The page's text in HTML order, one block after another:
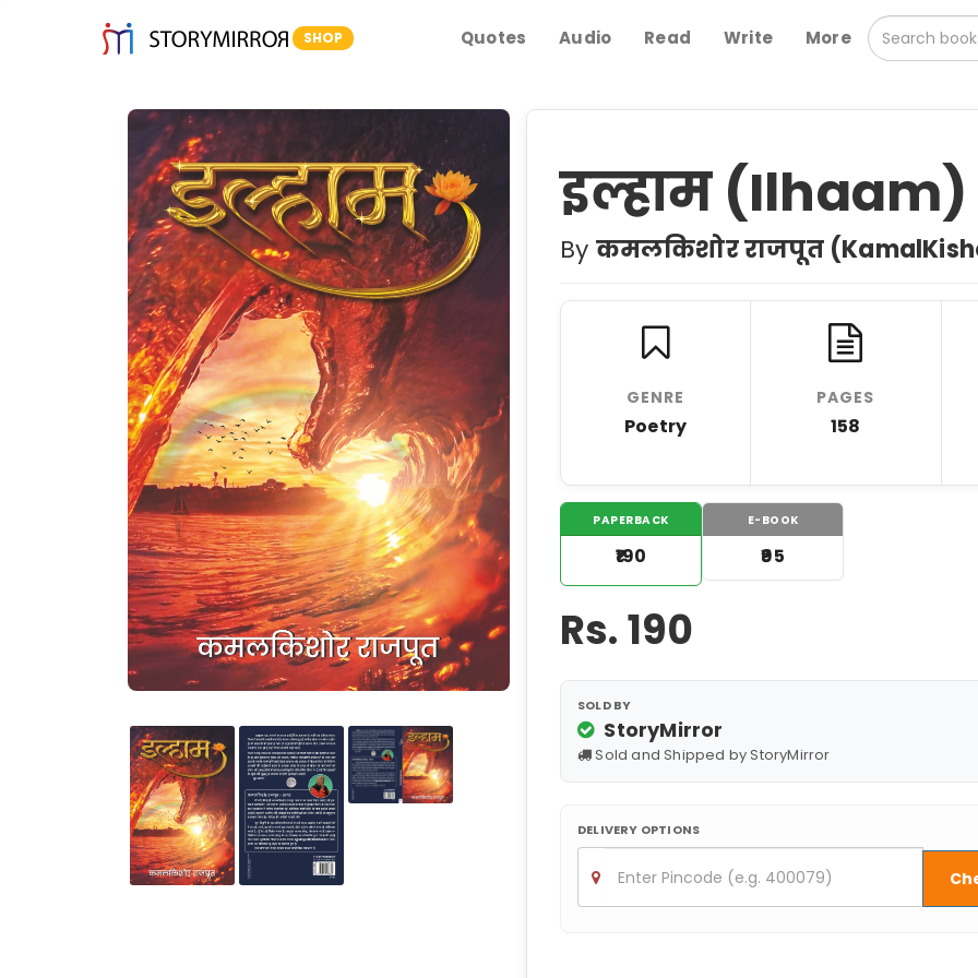
SHOP Quotes Audio Read Write More
इल्हाम (Ilhaam)
By कमलकिशोर राजपूत
GENRE
Poetry
PAGES
158
PAPERBACK
₹190
E-BOOK
₹95
Rs.190
SOLD BY
StoryMirror
Sold and Shipped by StoryMirror
DELIVERY OPTIONS